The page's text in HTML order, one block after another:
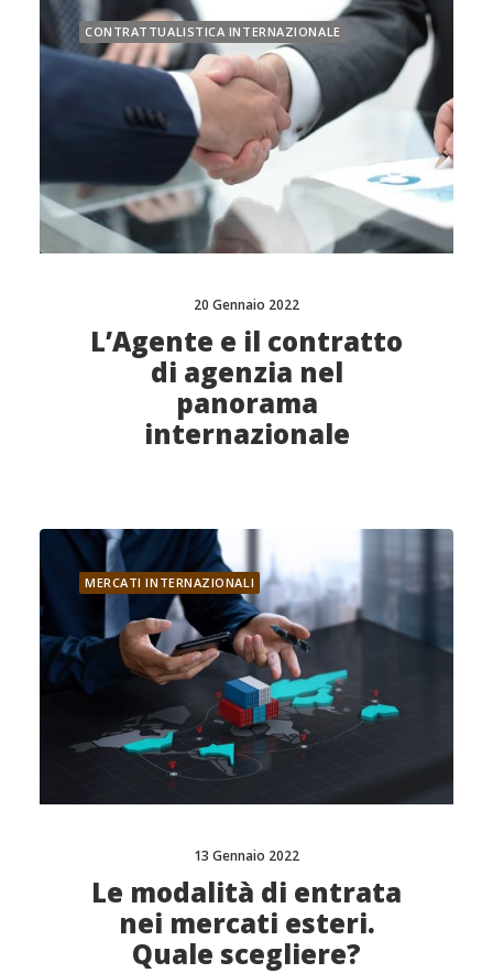
CONTRATTUALISTICA INTERNAZIONALE
20 Gennaio 2022
L’Agente e il contratto
di agenzia nel
panorama
internazionale
MERCATI INTERNAZIONALI
13 Gennaio 2022
Le modalità di entrata
nei mercati esteri.
Quale scegliere?